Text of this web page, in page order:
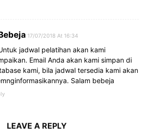
17/07/2018 At 16:34
jadwal pelatihan akan kami
Email Anda akan kami simpan di
kami, bila jadwal tersedia kami akan
Salam bebeja
LEAVE A REPLY